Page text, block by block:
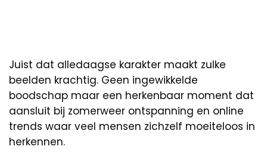
Juist dat alledaagse karakter maakt zulke
beelden krachtig. Geen ingewikkelde
boodschap maar een herkenbaar moment dat
aansluit bij zomerweer ontspanning en online
trends waar veel mensen zichzelf moeiteloos in
herkennen.